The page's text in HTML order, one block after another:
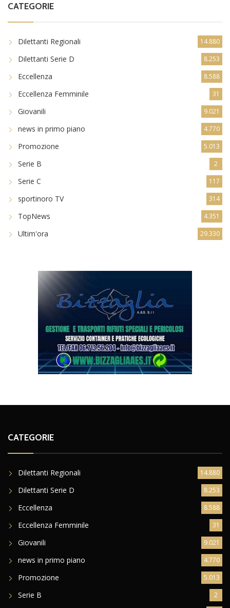
CATEGORIE
Dilettanti Regionali 14.880
Dilettanti Serie D 8.253
Eccellenza 8.588
Eccellenza Femminile 31
Giovanili 9.021
news in primo piano 4.770
Promozione 5.013
Serie B 2
Serie C 117
sportinoro TV 314
TopNews 4.351
Ultim'ora 29.330
CATEGORIE
Dilettanti Regionali 14.880
Dilettanti Serie D 8.253
Eccellenza 8.588
Eccellenza Femminile 31
Giovanili 9.021
news in primo piano 4.770
Promozione 5.013
Serie B 2